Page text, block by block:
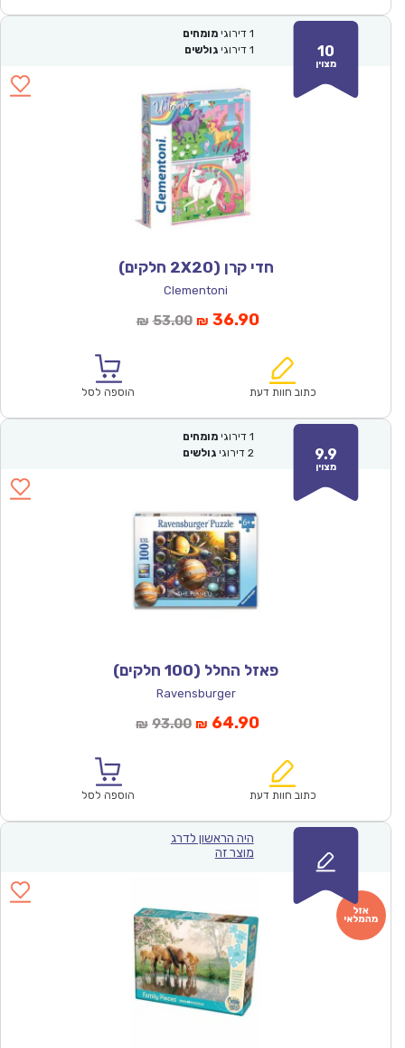
10
מצוין
1 דירוגי מומחים
1 דירוגי גולשים
חדי קרן (2X20 חלקים)
Clementoni
₪ 53.00המחיר
₪53.00.
₪ 36.90המחיר
הוא:
כתוב חוות דעת הוספה לסל
9.9
מצוין
1 דירוגי מומחים
2 דירוגי גולשים
פאזל החלל (100 חלקים)
Ravensburger
₪ 93.00המחיר
₪93.00.
₪ 64.90המחיר
הוא:
כתוב חוות דעת הוספה לסל
היה הראשון לדרג
מוצר זה